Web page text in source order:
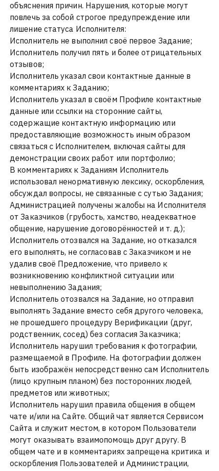
объяснения причин. Нарушения, которые могут
повлечь за собой строгое предупреждение или
лишение статуса Исполнителя:
Исполнитель не выполнил своё первое Задание;
Исполнитель получил пять и более отрицательных
отзывов;
Исполнитель указал свои контактные данные в
комментариях к Заданию;
Исполнитель указал в своём Профиле контактные
данные или ссылки на сторонние сайты,
содержащие контактную информацию или
предоставляющие возможность иным образом
связаться с Исполнителем, включая сайты для
демонстрации своих работ или портфолио;
В комментариях к Заданиям Исполнитель
использовал ненормативную лексику, оскорбления,
обсуждал вопросы, не связанные с сутью Задания;
Администрацией получены жалобы на Исполнителя
от Заказчиков (грубость, хамство, неадекватное
общение, нарушение договорённостей и т. д.);
Исполнитель отозвался на Задание, но отказался
его выполнять, не согласовав с Заказчиком и не
удалив своё Предложение, что привело к
возникновению конфликтной ситуации или
невыполнению Задания;
Исполнитель отозвался на Задание, но отправил
выполнять Задание вместо себя другого человека,
не прошедшего процедуру Верификации (друг,
родственник, сосед) без согласия Заказчика;
Исполнитель нарушил требования к фотографии,
размещаемой в Профиле. На фотографии должен
быть изображён непосредственно сам Исполнитель
(лицо крупным планом) без посторонних людей,
предметов или животных;
Исполнитель нарушил правила общения в общем
чате и/или на Сайте. Общий чат является Сервисом
Сайта и служит местом, в котором Пользователи
могут оказывать взаимопомощь друг другу. В
общем чате и в комментариях запрещена критика и
оскорбления Пользователей и Администрации,